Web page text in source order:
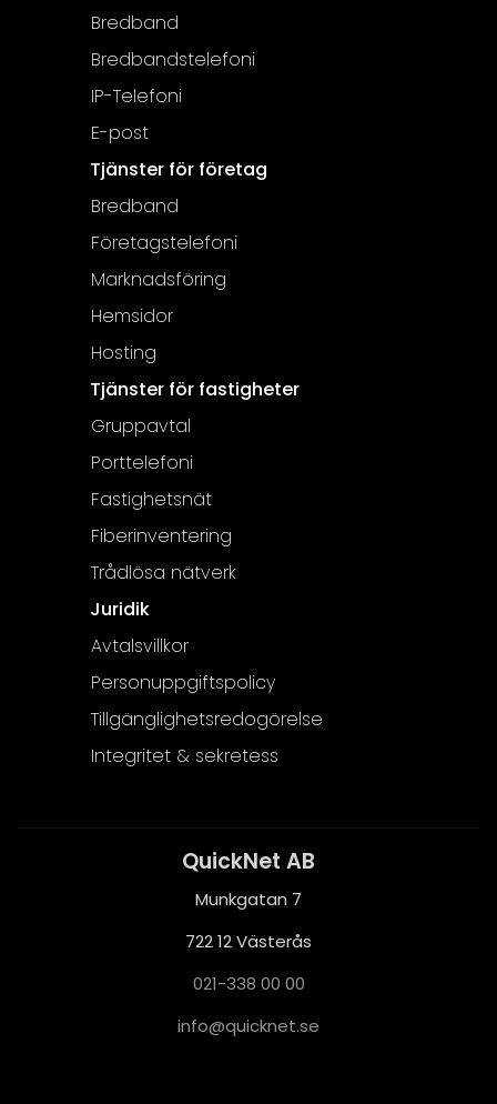
Bredband
Bredbandstelefoni
IP-Telefoni
E-post
Tjänster för företag
Bredband
Företagstelefoni
Marknadsföring
Hemsidor
Hosting
Tjänster för fastigheter
Gruppavtal
Porttelefoni
Fastighetsnät
Fiberinventering
Trådlösa nätverk
Juridik
Avtalsvillkor
Personuppgiftspolicy
Tillgänglighetsredogörelse
Integritet & sekretess
QuickNet AB
Munkgatan 7
722 12 Västerås
021-338 00 00
es.te
nkciu
q@ofn
i